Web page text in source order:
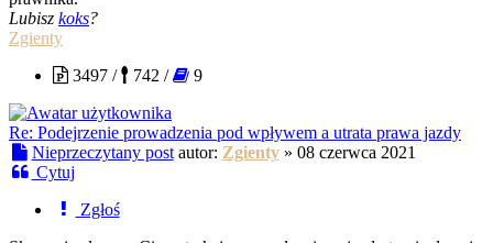
Lubisz koks?
Zgienty
3497 /
742 / 9
Re: Podejrzenie prowadzenia pod wpływem a utrata prawa jazdy
Nieprzeczytany post autor: Zgienty» 08 czerwca 2021
Cytuj
Zgłoś